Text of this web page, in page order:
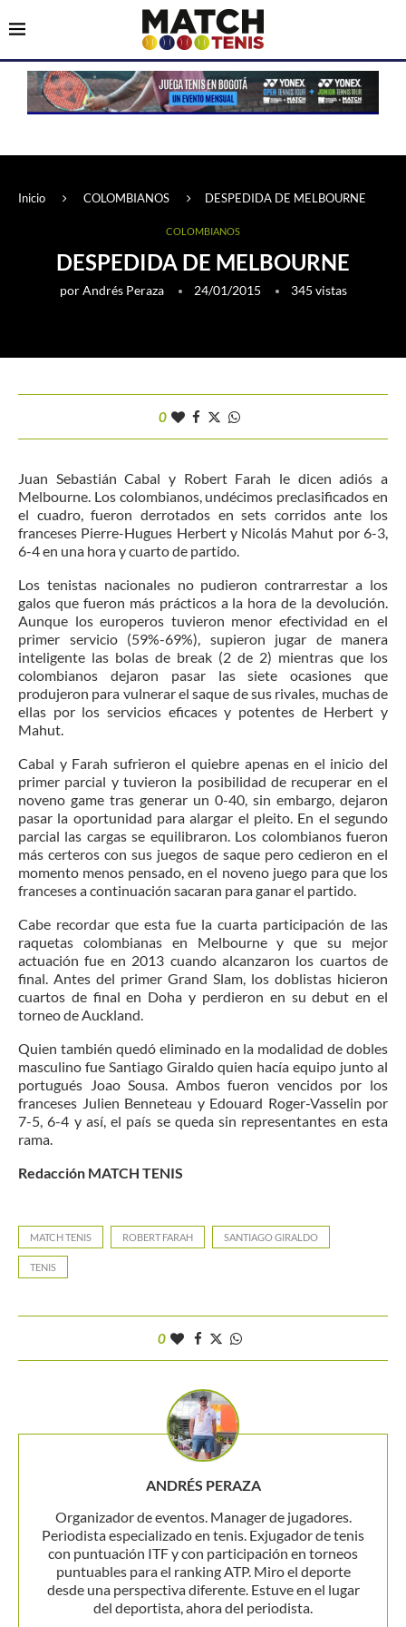
Inicio COLOMBIANOS DESPEDIDA DE MELBOURNE
COLOMBIANOS
DESPEDIDA DE MELBOURNE
porAndrés Peraza 24/01/2015 345 vistas
0
Juan Sebastián Cabal y Robert Farah le dicen adiós a
Melbourne. Los colombianos, undécimos preclasificados en
el cuadro, fueron derrotados en sets corridos ante los
franceses Pierre-Hugues Herbert y Nicolás Mahut por 6-3,
6-4 en una hora y cuarto de partido.
Los tenistas nacionales no pudieron contrarrestar a los
galos que fueron más prácticos a la hora de la devolución.
Aunque los europeros tuvieron menor efectividad en el
primer servicio (59%-69%), supieron jugar de manera
inteligente las bolas de break (2 de 2) mientras que los
colombianos dejaron pasar las siete ocasiones que
produjeron para vulnerar el saque de sus rivales, muchas de
ellas por los servicios eficaces y potentes de Herbert y
Mahut.
Cabal y Farah sufrieron el quiebre apenas en el inicio del
primer parcial y tuvieron la posibilidad de recuperar en el
noveno game tras generar un 0-40, sin embargo, dejaron
pasar la oportunidad para alargar el pleito. En el segundo
parcial las cargas se equilibraron. Los colombianos fueron
más certeros con sus juegos de saque pero cedieron en el
momento menos pensado, en el noveno juego para que los
franceses a continuación sacaran para ganar el partido.
Cabe recordar que esta fue la cuarta participación de las
raquetas colombianas en Melbourne y que su mejor
actuación fue en 2013 cuando alcanzaron los cuartos de
final. Antes del primer Grand Slam, los doblistas hicieron
cuartos de final en Doha y perdieron en su debut en el
torneo de Auckland.
Quien también quedó eliminado en la modalidad de dobles
masculino fue Santiago Giraldo quien hacía equipo junto al
portugués Joao Sousa. Ambos fueron vencidos por los
franceses Julien Benneteau y Edouard Roger-Vasselin por
7-5, 6-4 y así, el país se queda sin representantes en esta
rama.
Redacción MATCH TENIS
MATCH TENIS ROBERT FARAH SANTIAGO GIRALDO
TENIS
0
ANDRÉS PERAZA
Organizador de eventos. Manager de jugadores.
Periodista especializado en tenis. Exjugador de tenis
con puntuación ITF y con participación en torneos
puntuables para el ranking ATP. Miro el deporte
desde una perspectiva diferente. Estuve en el lugar
del deportista, ahora del periodista.